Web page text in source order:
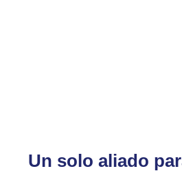
Un solo aliado